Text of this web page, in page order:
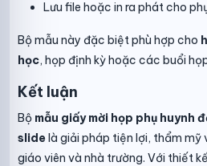
Lưu file hoặc in ra phát cho
Bộ mẫu này đặc biệt phù hợp cho
học, họp định kỳ hoặc các buổi
Kết luận
Bộ mẫu giấy mời họp phụ huynh
slidelà giải pháp tiện lợi, thẩm
giáo viên và nhà trường. Với thiết